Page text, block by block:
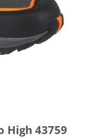
High 43759